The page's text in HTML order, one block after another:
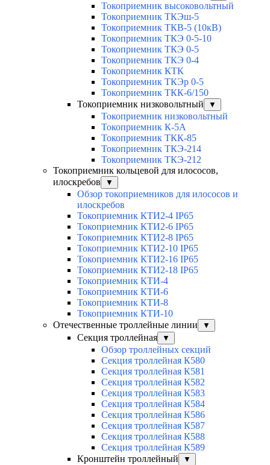
Токоприемник высоковольтный
Токоприемник ТКЭш-5
Токоприемник ТКВ-5 (10кВ)
Токоприемник ТКЭ 0-5-10
Токоприемник ТКЭ 0-5
Токоприемник ТКЭ 0-4
Токоприемник КТК
Токоприемник ТКЭр 0-5
Токоприемник ТКК-6/150
Токоприемник низковольтный
▼
Токоприемник низковольтный
Токоприемник К-5А
Токоприемник ТКК-85
Токоприемник ТКЭ-214
Токоприемник ТКЭ-212
Токоприемник кольцевой для илососов,
илоскребов
▼
Обзор токоприемников для илососов и
илоскребов
Токоприемник КТИ2-4 IP65
Токоприемник КТИ2-6 IP65
Токоприемник КТИ2-8 IP65
Токоприемник КТИ2-10 IP65
Токоприемник КТИ2-16 IP65
Токоприемник КТИ2-18 IP65
Токоприемник КТИ-4
Токоприемник КТИ-6
Токоприемник КТИ-8
Токоприемник КТИ-10
Отечественные троллейные линии
▼
Секция троллейная ▼
Обзор троллейных секций
Секция троллейная К580
Секция троллейная К581
Секция троллейная К582
Секция троллейная К583
Секция троллейная К584
Секция троллейная К586
Секция троллейная К587
Секция троллейная К588
Секция троллейная К589
Кронштейн троллейный
▼